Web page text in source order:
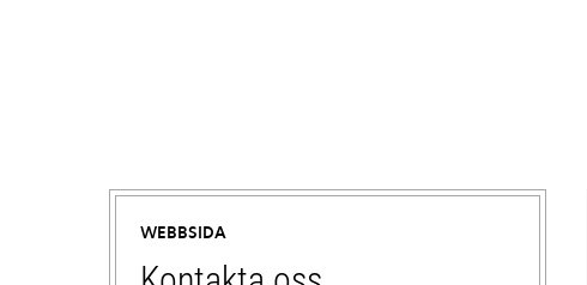
WEBBSIDA